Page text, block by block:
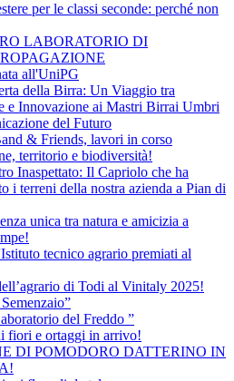
per le classi seconde: perché non
LABORATORIO DI
all'UniPG
della Birra: Un Viaggio tra
e Innovazione ai Mastri Birrai Umbri
del Futuro
& Friends, lavori in corso
territorio e biodiversità!
Inaspettato: Il Capriolo che ha
i terreni della nostra azienda a Pian di
unica tra natura e amicizia a
tecnico agrario premiati al
di Todi al Vinitaly 2025!
del Freddo ”
fiori e ortaggi in arrivo!
DI POMODORO DATTERINO IN